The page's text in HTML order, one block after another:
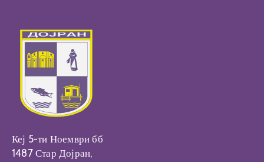
Кеј 5-ти Ноември бб
1487 Стар Дојран,